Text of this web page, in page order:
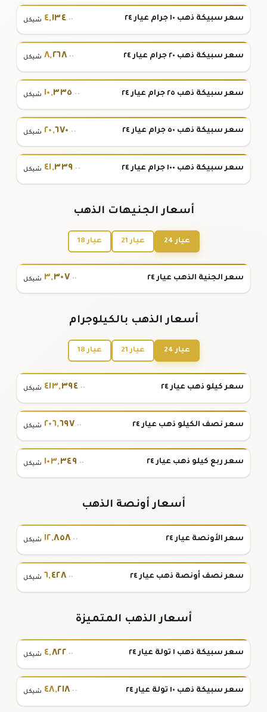
سعر سبيكة ذهب ١٠ جرام عيار ٢٤ ٤,١٣٤.٠٠ شيكل
سعر سبيكة ذهب ٢٠ جرام عيار ٢٤ ٨,٢٦٨.٠٠ شيكل
سعر سبيكة ذهب ٢٥ جرام عيار ٢٤ ١٠,٣٣٥ .٠٠ شيكل
سعر سبيكة ذهب ٥٠ جرام عيار ٢٤ ٢٠,٦٧٠ .٠٠ شيكل
سعر سبيكة ذهب ١٠٠ جرام عيار ٢٤ ٤١,٣٣٩.٠٠ شيكل
أسعار الجنيهات الذهب
عيار 24 عيار 21 عيار 18
سعر الجنية الذهب عيار ٢٤ ٣,٣٠٧.٠٠ شيكل
أسعار الذهب بالكيلوجرام
عيار 24 عيار 21 عيار 18
سعر كيلو ذهب عيار ٢٤ ٤١٣,٣٩٤.٠٠ شيكل
سعر نصف الكيلو ذهب عيار ٢٤ ٢٠٦,٦٩٧.٠٠ شيكل
سعر ربع كيلو ذهب عيار ٢٤ ١٠٣,٣٤٩.٠٠ شيكل
أسعار أونصة الذهب
سعر الأونصة عيار ٢٤ ١٢,٨٥٨.٠٠ شيكل
سعر نصف أونصة ذهب عيار ٢٤ ٦,٤٢٨.٠٠ شيكل
أسعار الذهب المتميزة
سعر سبيكة ذهب ١ تولة عيار ٢٤ ٤,٨٢٢.٠٠ شيكل
سعر سبيكة ذهب ١٠ تولة عيار ٢٤ ٤٨,٢١٨.٠٠ شيكل